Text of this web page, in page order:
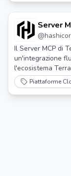
Server
@
Il Server MCP di
un'integrazione
l'ecosistema
consentendo
automazione e
sviluppo
Piattaforme